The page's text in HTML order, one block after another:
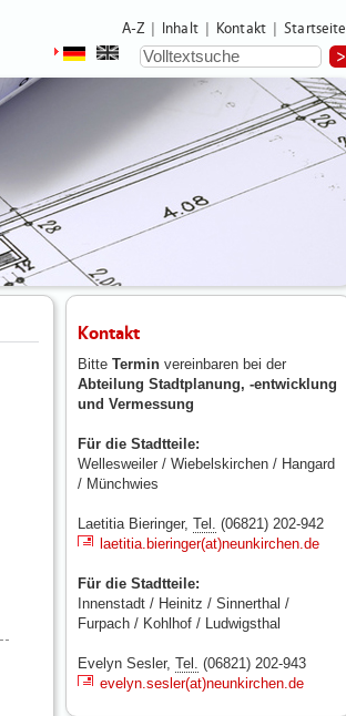
A-Z Inhalt Kontakt Startseite
Kontakt
Bitte Terminvereinbaren bei der
Abteilung Stadtplanung, -entwicklung
und Vermessung
Für die Stadtteile:
Wellesweiler / Wiebelskirchen / Hangard
/ Münchwies
Laetitia Bieringer, Tel. (06821) 202-942
laetitia.bieringer(at)neunkirchen.de
Für die Stadtteile:
Innenstadt / Heinitz / Sinnerthal /
Furpach / Kohlhof / Ludwigsthal
Evelyn Sesler, Tel. (06821) 202-943
evelyn.sesler(at)neunkirchen.de